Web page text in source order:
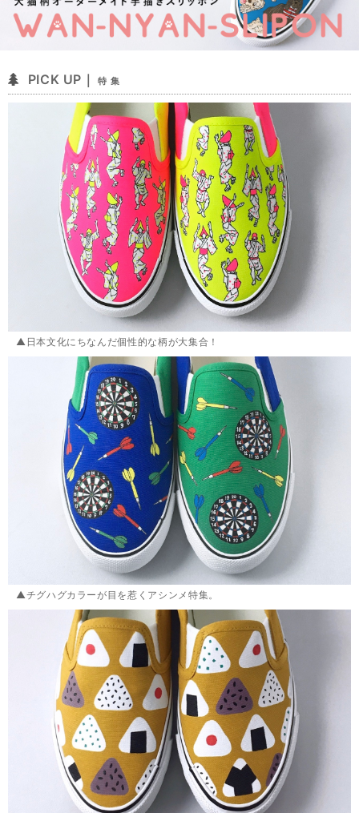
PICK UP｜ 特 集
▲日本文化にちなんだ個性的な柄が大集合！
▲チグハグカラーが目を惹くアシンメ特集。